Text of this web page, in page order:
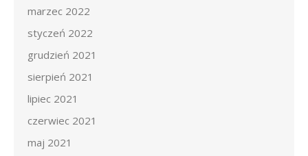
marzec 2022
styczeń 2022
grudzień 2021
sierpień 2021
lipiec 2021
czerwiec 2021
maj 2021